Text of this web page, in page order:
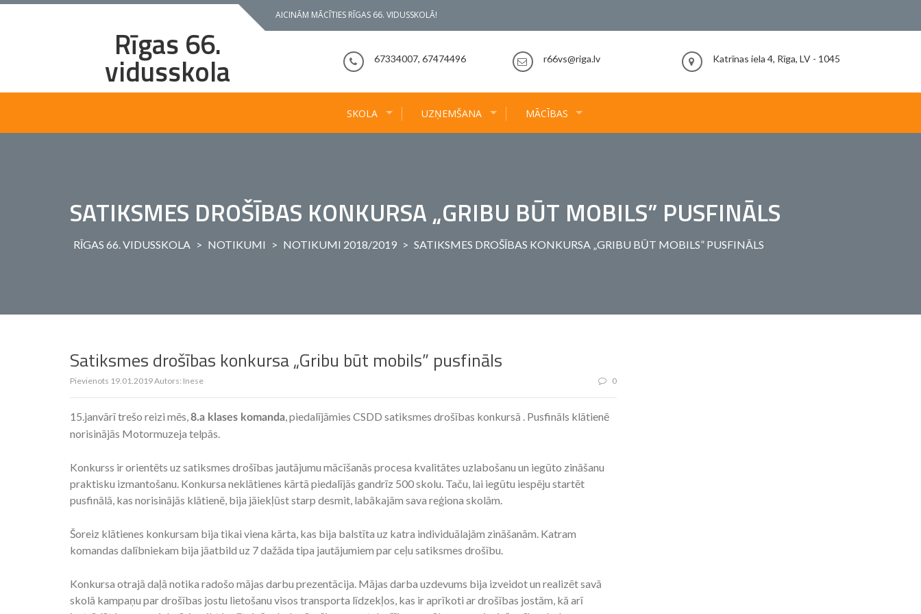
Skip
AICINĀM MĀCĪTIES RĪGAS 66. VIDUSSKOLĀ!
Rīgas 66.
vidusskola 67334007, 67474496 r66vs@riga.lv Katrīnas iela 4, Rīga, LV - 1045
SKOLA UZŅEMŠANA MĀCĪBAS
SATIKSMES DROŠĪBAS KONKURSA „GRIBU BŪT MOBILS” PUSFINĀLS
RĪGAS 66. VIDUSSKOLA > NOTIKUMI > NOTIKUMI 2018/2019 > SATIKSMES DROŠĪBAS KONKURSA „GRIBU BŪT MOBILS” PUSFINĀLS
Satiksmes drošības konkursa „Gribu būt mobils” pusfināls
Pievienots 19.01.2019Autors: Inese 0
15.janvārī trešo reizi mēs,8.a klases komanda, piedalījāmies CSDD satiksmes drošības konkursā . Pusfināls klātienē
norisinājās Motormuzeja telpās.
Konkurss ir orientēts uz satiksmes drošības jautājumu mācīšanās procesa kvalitātes uzlabošanu un iegūto zināšanu
praktisku izmantošanu. Konkursa neklātienes kārtā piedalījās gandrīz 500 skolu. Taču, lai iegūtu iespēju startēt
pusfinālā, kas norisinājās klātienē, bija jāiekļūst starp desmit, labākajām sava reģiona skolām.
Šoreiz klātienes konkursam bija tikai viena kārta, kas bija balstīta uz katra individuālajām zināšanām. Katram
komandas dalībniekam bija jāatbild uz 7 dažāda tipa jautājumiem par ceļu satiksmes drošību.
Konkursa otrajā daļā notika radošo mājas darbu prezentācija. Mājas darba uzdevums bija izveidot un realizēt savā
skolā kampaņu par drošības jostu lietošanu visos transporta līdzekļos, kas ir aprīkoti ar drošības jostām, kā arī